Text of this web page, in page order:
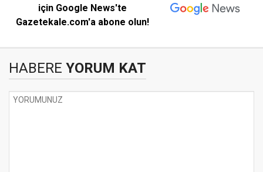
için Google News'te
Gazetekale.com'a abone olun!
HABERE YORUM KAT